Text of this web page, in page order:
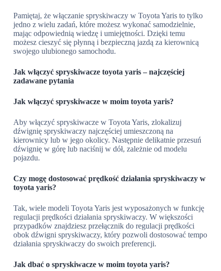
Pamiętaj, że włączanie spryskiwaczy w Toyota Yaris to tylko
jedno z wielu zadań, które możesz wykonać samodzielnie,
mając odpowiednią wiedzę i umiejętności. Dzięki temu
możesz cieszyć się płynną i bezpieczną jazdą za kierownicą
swojego ulubionego samochodu.
Jak włączyć spryskiwacze toyota yaris – najczęściej
zadawane pytania
Jak włączyć spryskiwacze w moim toyota yaris?
Aby włączyć spryskiwacze w Toyota Yaris, zlokalizuj
dźwignię spryskiwaczy najczęściej umieszczoną na
kierownicy lub w jego okolicy. Następnie delikatnie przesuń
dźwignię w górę lub naciśnij w dół, zależnie od modelu
pojazdu.
Czy mogę dostosować prędkość działania spryskiwaczy w
toyota yaris?
Tak, wiele modeli Toyota Yaris jest wyposażonych w funkcję
regulacji prędkości działania spryskiwaczy. W większości
przypadków znajdziesz przełącznik do regulacji prędkości
obok dźwigni spryskiwaczy, który pozwoli dostosować tempo
działania spryskiwaczy do swoich preferencji.
Jak dbać o spryskiwacze w moim toyota yaris?